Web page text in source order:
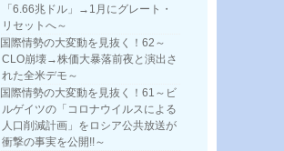
「6.66兆ドル」→1月にグレート・
リセットへ～
国際情勢の大変動を見抜く！62～
CLO崩壊→株価大暴落前夜と演出さ
れた全米デモ～
国際情勢の大変動を見抜く！61～ビ
ルゲイツの「コロナウイルスによる
人口削減計画」をロシア公共放送が
衝撃の事実を公開!!～